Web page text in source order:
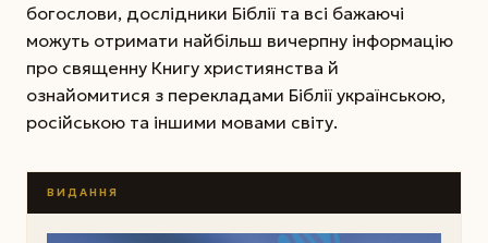
богослови, дослідники Біблії та всі бажаючі
можуть отримати найбільш вичерпну інформацію
про священну Книгу християнства й
ознайомитися з перекладами Біблії українською,
російською та іншими мовами світу.
ВИДАННЯ